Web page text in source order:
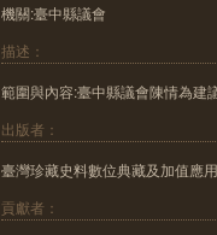
機關:臺中縣議會
描述：
範圍與內容:臺中縣議會陳情為建
出版者：
臺灣珍藏史料數位典藏及加值應
貢獻者：